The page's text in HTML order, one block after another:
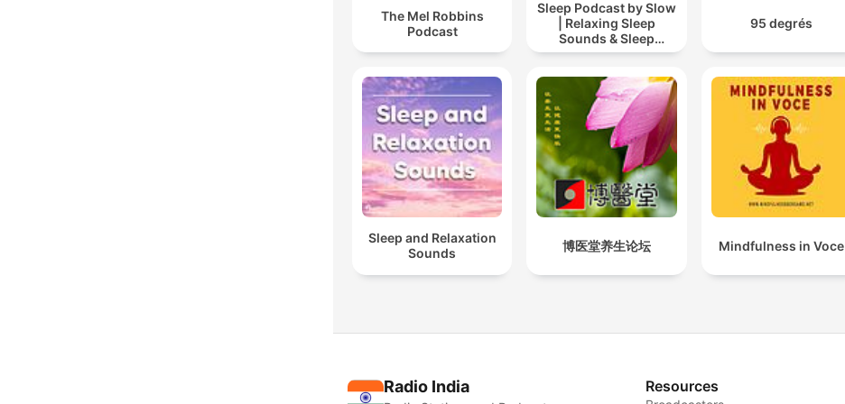
The Mel Robbins
Podcast
Sleep Podcast by Slow
| Relaxing Sleep
Sounds & Sleep
Stories | Nature Sound
95 degrés
Sleep and Relaxation
Sounds
博医堂养生论坛 Mindfulness in Voce
Radio India Resources